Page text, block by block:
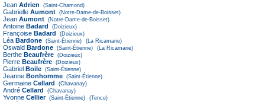
Jean Adrien (Saint-Chamond)
Gabrielle Aumont (Notre-Dame-de-Boisset)
Jean Aumont (Notre-Dame-de-Boisset)
Antoine Badard (Doizieux)
Françoise Badard (Doizieux)
Léa Bardone (Saint-Étienne) (La Ricamarie)
Oswald Bardone (Saint-Étienne) (La Ricamarie)
Berthe Beaufrère (Doizieux)
Pierre Beaufrère (Doizieux)
Gabriel Boile (Saint-Étienne)
Jeanne Bonhomme (Saint-Étienne)
Germaine Cellard (Chavanay)
André Cellard (Chavanay)
Yvonne Cellier (Saint-Étienne) (Tence)